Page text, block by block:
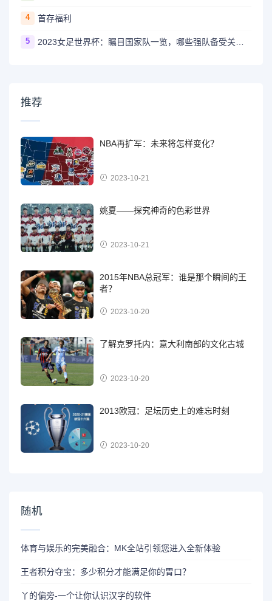
4 首存福利
5
推荐
NBA再扩军：未来将怎样变化？
2023-10-21
姚夏——探究神奇的色彩世界
2023-10-21
2015年NBA总冠军：谁是那个瞬间的王
者？
2023-10-20
了解克罗托内：意大利南部的文化古城
2023-10-20
2013欧冠：足坛历史上的难忘时刻
2023-10-20
随机
体育与娱乐的完美融合：MK全站引领您进入全新体验
王者积分夺宝：多少积分才能满足你的胃口？
丫的偏旁-一个让你认识汉字的软件